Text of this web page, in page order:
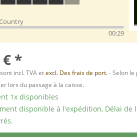
00:29
€ *
incl. TVA etexcl. Des frais de port.- Selon le
lors du passage à la caisse.
1x disponibles
disponible à l'expédition, Délai de